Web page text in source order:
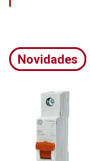
Novidades